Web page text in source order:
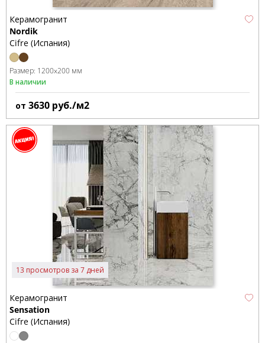
Керамогранит
Nordik
Cifre (Испания)
Размер: 1200x200 мм
В наличии
от 3630 руб./м2
13 просмотров за 7 дней
Керамогранит
Sensation
Cifre (Испания)